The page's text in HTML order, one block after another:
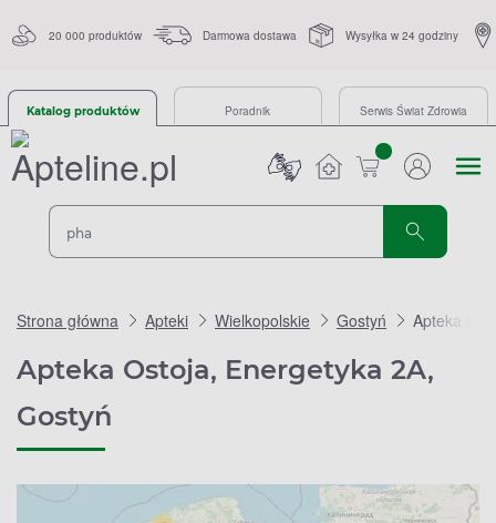
20 000 produktów Darmowa dostawa Wysyłka w 24 godziny
Katalog produktów Poradnik Serwis Świat Zdrowia
sztuk
Strona główna Apteki Wielkopolskie Gostyń Apteka
Apteka Ostoja, Energetyka 2A,
Gostyń